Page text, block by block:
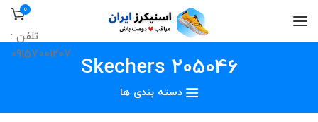
0
تلفن :
09157001207
Skechers 205046
دسته بندی ها